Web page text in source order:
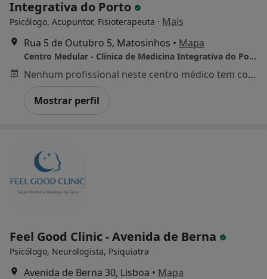
Integrativa do Porto
Psicólogo, Acupuntor, Fisioterapeuta · Mais
Rua 5 de Outubro 5, Matosinhos • Mapa
Centro Medular - Clínica de Medicina Integrativa do Porto
Nenhum profissional neste centro médico tem consultas disponíveis
Mostrar perfil
Feel Good Clinic - Avenida de Berna
Psicólogo, Neurologista, Psiquiatra
Avenida de Berna 30, Lisboa • Mapa